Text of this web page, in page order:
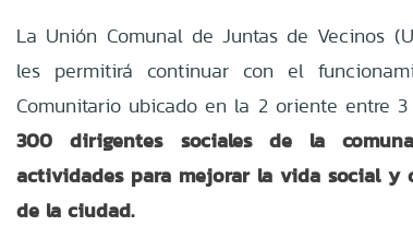
La Unión Comunal de Juntas de Vecinos
les permitirá continuar con el
Comunitario ubicado en la 2 oriente entre
300 dirigentes sociales de la
actividades para mejorar la vida social y
de la ciudad.